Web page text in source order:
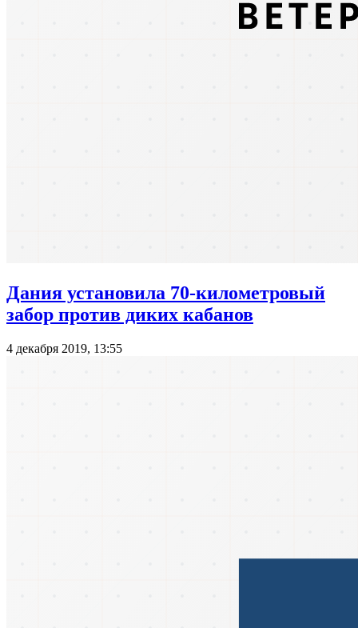
Дания установила 70-километровый
забор против диких кабанов
4 декабря 2019, 13:55